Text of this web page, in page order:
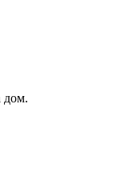
дом.